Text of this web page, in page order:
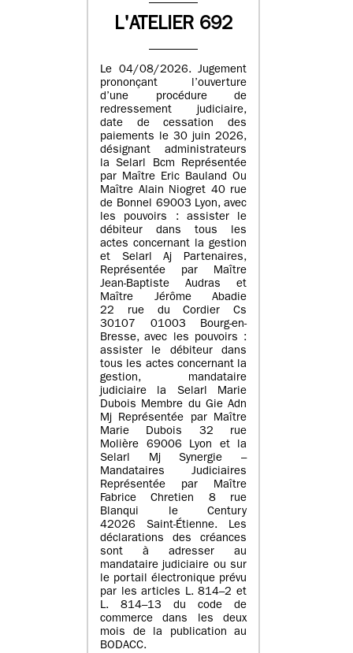
L'ATELIER 692
Le 04/08/2026. Jugement
prononçant l’ouverture
d’une procédure de
redressement judiciaire,
date de cessation des
paiements le 30 juin 2026,
désignant administrateurs
la Selarl Bcm Représentée
par Maître Eric Bauland Ou
Maître Alain Niogret 40 rue
de Bonnel 69003 Lyon, avec
les pouvoirs : assister le
débiteur dans tous les
actes concernant la gestion
et Selarl Aj Partenaires,
Représentée par Maître
Jean-Baptiste Audras et
Maître Jérôme Abadie
22 rue du Cordier Cs
30107 01003 Bourg-en-
Bresse, avec les pouvoirs :
assister le débiteur dans
tous les actes concernant la
gestion, mandataire
judiciaire la Selarl Marie
Dubois Membre du Gie Adn
Mj Représentée par Maître
Marie Dubois 32 rue
Molière 69006 Lyon et la
Selarl Mj Synergie –
Mandataires Judiciaires
Représentée par Maître
Fabrice Chretien 8 rue
Blanqui le Century
42026 Saint-Étienne. Les
déclarations des créances
sont à adresser au
mandataire judiciaire ou sur
le portail électronique prévu
par les articles L. 814–2 et
L. 814–13 du code de
commerce dans les deux
mois de la publication au
BODACC.